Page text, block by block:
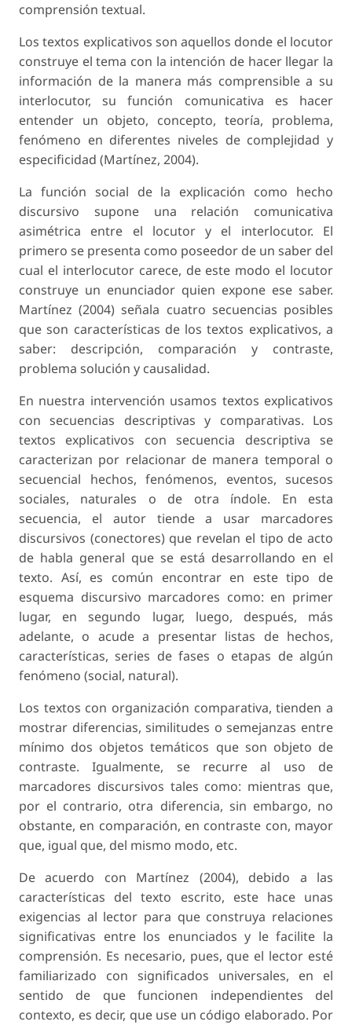
comprensión textual.
Los textos explicativos son aquellos donde el locutor
construye el tema con la intención de hacer llegar la
información de la manera más comprensible a su
interlocutor, su función comunicativa es hacer
entender un objeto, concepto, teoría, problema,
fenómeno en diferentes niveles de complejidad y
especificidad (Martínez, 2004).
La función social de la explicación como hecho
discursivo supone una relación comunicativa
asimétrica entre el locutor y el interlocutor. El
primero se presenta como poseedor de un saber del
cual el interlocutor carece, de este modo el locutor
construye un enunciador quien expone ese saber.
Martínez (2004) señala cuatro secuencias posibles
que son características de los textos explicativos, a
saber: descripción, comparación y contraste,
problema solución y causalidad.
En nuestra intervención usamos textos explicativos
con secuencias descriptivas y comparativas. Los
textos explicativos con secuencia descriptiva se
caracterizan por relacionar de manera temporal o
secuencial hechos, fenómenos, eventos, sucesos
sociales, naturales o de otra índole. En esta
secuencia, el autor tiende a usar marcadores
discursivos (conectores) que revelan el tipo de acto
de habla general que se está desarrollando en el
texto. Así, es común encontrar en este tipo de
esquema discursivo marcadores como: en primer
lugar, en segundo lugar, luego, después, más
adelante, o acude a presentar listas de hechos,
características, series de fases o etapas de algún
fenómeno (social, natural).
Los textos con organización comparativa, tienden a
mostrar diferencias, similitudes o semejanzas entre
mínimo dos objetos temáticos que son objeto de
contraste. Igualmente, se recurre al uso de
marcadores discursivos tales como: mientras que,
por el contrario, otra diferencia, sin embargo, no
obstante, en comparación, en contraste con, mayor
que, igual que, del mismo modo, etc.
De acuerdo con Martínez (2004), debido a las
características del texto escrito, este hace unas
exigencias al lector para que construya relaciones
significativas entre los enunciados y le facilite la
comprensión. Es necesario, pues, que el lector esté
familiarizado con significados universales, en el
sentido de que funcionen independientes del
contexto, es decir, que use un código elaborado. Por